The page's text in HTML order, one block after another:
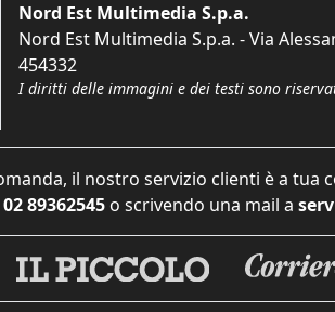
Nord Est Multimedia S.p.a.
Nord Est Multimedia S.p.a. - Via
454332
I diritti delle immagini e dei testi sono
il nostro servizio clienti è a tua
02 89362545 o scrivendo una mail a